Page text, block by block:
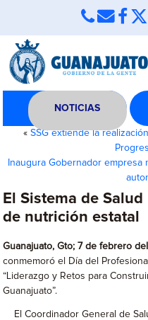
NOTICIAS
« SSG extiende la
Inaugura Gobernador
El Sistema de
de nutrición estatal
Guanajuato, Gto; 7 de febrero
conmemoró el Día del
“Liderazgo y Retos para
Guanajuato”.
El Coordinador General de